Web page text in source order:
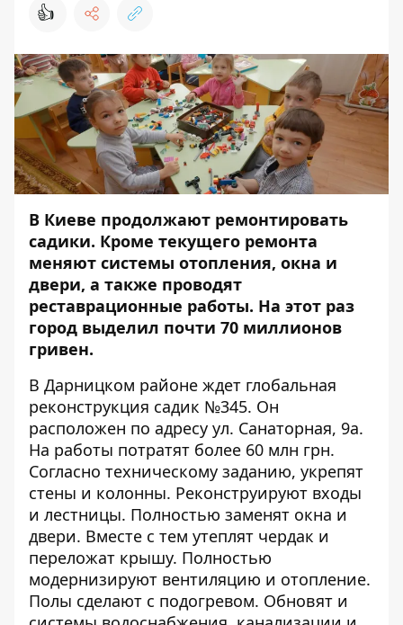
👍
В Киеве продолжают ремонтировать
садики. Кроме текущего ремонта
меняют системы отопления, окна и
двери, а также проводят
реставрационные работы. На этот раз
город выделил почти 70 миллионов
гривен.
В Дарницком районе ждет глобальная
реконструкция садик №345. Он
расположен по адресу ул. Санаторная, 9а.
На работы потратят более 60 млн грн.
Согласно техническому заданию, укрепят
стены и колонны. Реконструируют входы
и лестницы. Полностью заменят окна и
двери. Вместе с тем утеплят чердак и
переложат крышу. Полностью
модернизируют вентиляцию и отопление.
Полы сделают с подогревом. Обновят и